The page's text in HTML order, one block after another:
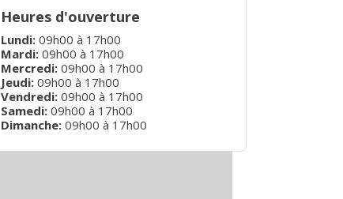
Heures d'ouverture
Lundi: 09h00 à 17h00
Mardi: 09h00 à 17h00
Mercredi: 09h00 à 17h00
Jeudi: 09h00 à 17h00
Vendredi: 09h00 à 17h00
Samedi: 09h00 à 17h00
Dimanche: 09h00 à 17h00